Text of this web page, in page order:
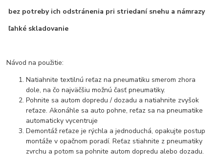
bez potreby ich odstránenia pri striedaní snehu a námrazy
ľahké skladovanie
Návod na použitie:
Natiahnite textilnú reťaz na pneumatiku smerom zhora
dole, na čo najväčšiu možnú časť pneumatiky.
Pohnite sa autom dopredu / dozadu a natiahnite zvyšok
reťaze. Akonáhle sa auto pohne, reťaz sa na pneumatike
automaticky vycentruje
Demontáž reťaze je rýchla a jednoduchá, opakujte postup
montáže v opačnom poradí. Reťaz stiahnite z pneumatiky
zvrchu a potom sa pohnite autom dopredu alebo dozadu.